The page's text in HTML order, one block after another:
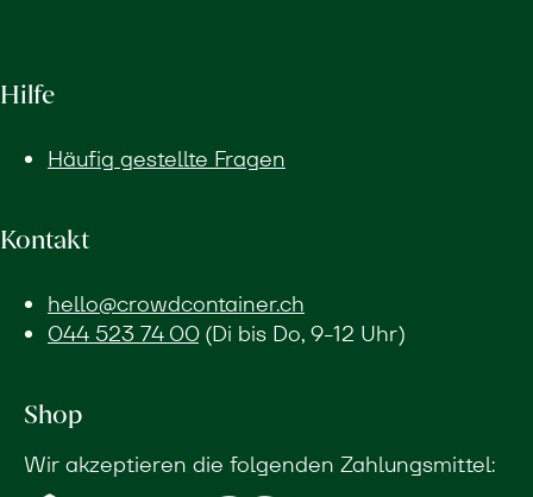
Hilfe
Häufig gestellte Fragen
Kontakt
hello@crowdcontainer.ch
044 523 74 00(Di bis Do, 9-12 Uhr)
Shop
Wir akzeptieren die folgenden Zahlungsmittel: